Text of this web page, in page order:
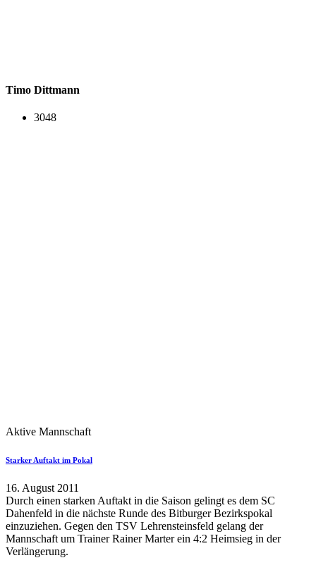
Timo Dittmann
3048
Aktive Mannschaft
Starker Auftakt im Pokal
16. August 2011
Durch einen starken Auftakt in die Saison gelingt es dem SC
Dahenfeld in die nächste Runde des Bitburger Bezirkspokal
einzuziehen. Gegen den TSV Lehrensteinsfeld gelang der
Mannschaft um Trainer Rainer Marter ein 4:2 Heimsieg in der
Verlängerung.